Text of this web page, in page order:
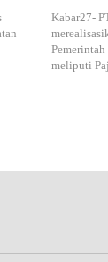
Kabar27-
meliputi